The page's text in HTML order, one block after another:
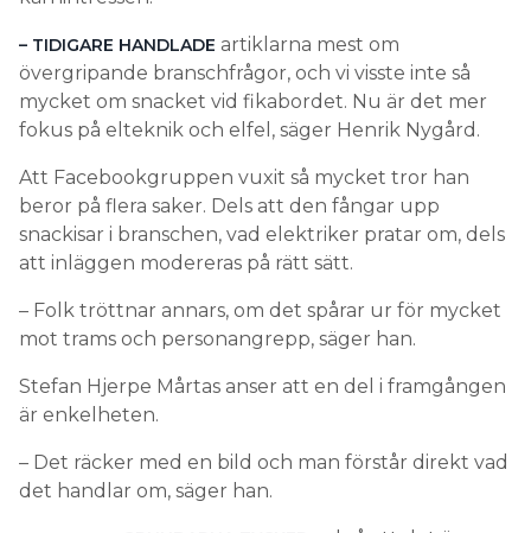
– TIDIGARE HANDLADE artiklarna mest om
övergripande branschfrågor, och vi visste inte så
mycket om snacket vid fikabordet. Nu är det mer
fokus på elteknik och elfel, säger Henrik Nygård.
Att Facebookgruppen vuxit så mycket tror han
beror på flera saker. Dels att den fångar upp
snackisar i branschen, vad elektriker pratar om, dels
att inläggen modereras på rätt sätt.
– Folk tröttnar annars, om det spårar ur för mycket
mot trams och personangrepp, säger han.
Stefan Hjerpe Mårtas anser att en del i framgången
är enkelheten.
– Det räcker med en bild och man förstår direkt vad
det handlar om, säger han.